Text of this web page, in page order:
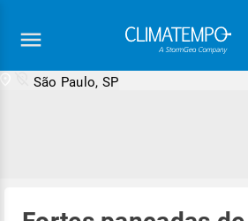
São Paulo, SP